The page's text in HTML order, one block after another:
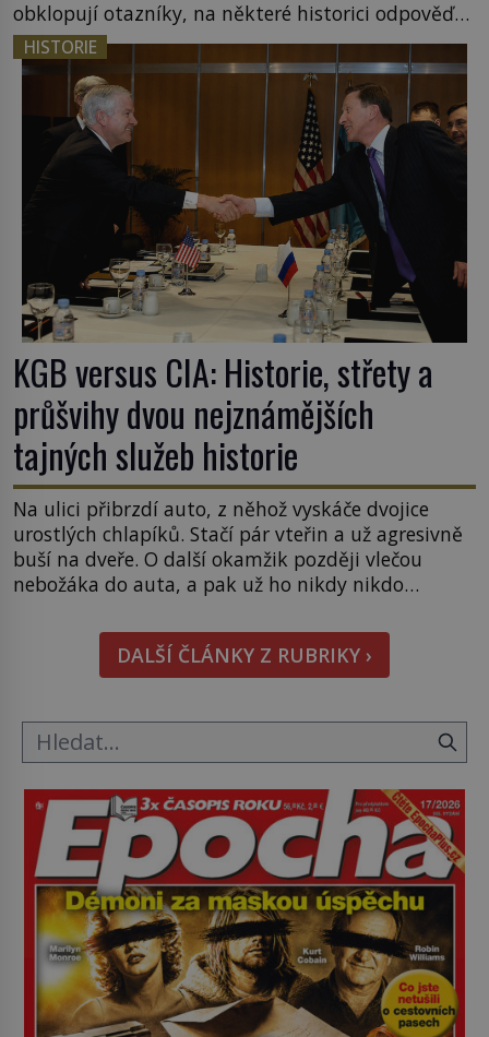
obklopují otazníky, na některé historici odpověď
objeví, jiné zůstanou nezodpovězené. Kam si ji
pověsil Napoleon? Samotný císař Napoleon
Bonaparte (1769–1821) má pro malbu slabost, a
tak si ji ještě jako první konzul přemístí do své
ložnice v Tuilerisjkém […]
HISTORIE
KGB versus CIA: Historie, střety a
průšvihy dvou nejznámějších
tajných služeb historie
Na ulici přibrzdí auto, z něhož vyskáče dvojice
urostlých chlapíků. Stačí pár vteřin a už agresivně
buší na dveře. O další okamžik později vlečou
nebožáka do auta, a pak už ho nikdy nikdo
Jako sourozenci, kteří si nemohou přijít na jméno.
Neustále se předhání v plánování sabotáží, […]
DALŠÍ ČLÁNKY Z RUBRIKY ›